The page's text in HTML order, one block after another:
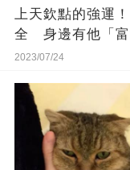
上天欽點的強運
全 身邊有他「富
2023/07/24